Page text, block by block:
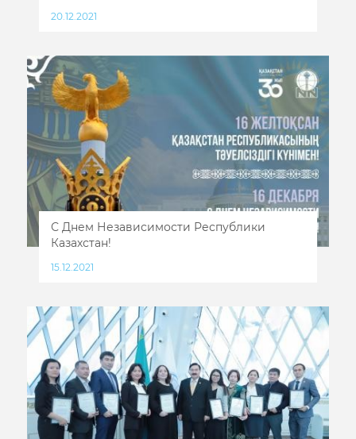
20.12.2021
С Днем Независимости Республики
Казахстан!
15.12.2021